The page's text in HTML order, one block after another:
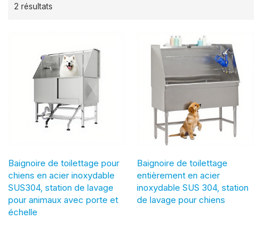
2 résultats
Baignoire de toilettage pour
chiens en acier inoxydable
SUS304, station de lavage
pour animaux avec porte et
échelle
Baignoire de toilettage
entièrement en acier
inoxydable SUS 304, station
de lavage pour chiens